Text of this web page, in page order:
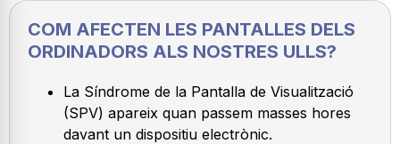
COM AFECTEN LES PANTALLES DELS
ORDINADORS ALS NOSTRES ULLS?
La Síndrome de la Pantalla de Visualització
(SPV) apareix quan passem masses hores
davant un dispositiu electrònic.